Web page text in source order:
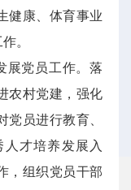
健康、体育事业
。
展党员工作。落
农村党建，强化
员进行教育、
才培养发展入
，组织党员干部